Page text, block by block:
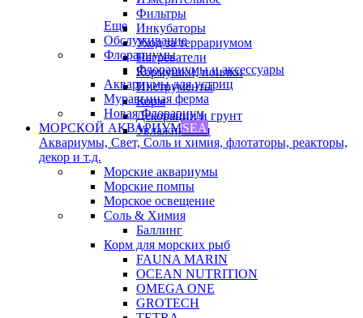
Фильтры
Инкубаторы
Уход за террариумом
Нагреватели
Кормушки, поилки
Инструменты
Корм
Декорации и грунт
Увлажнители
Еще
Обслуживание
Флорариумы
Флорариумы и аксессуары
Аквариумы для устриц
Муравьиная ферма
Новая Флорариум
МОРСКОЙ АКВАРИУМSEA
Аквариумы, Свет, Соль и химия, флотаторы, реакторы,
декор и т.д.
Морские аквариумы
Морские помпы
Морское освещение
Соль & Химия
Баллинг
Корм для морских рыб
FAUNA MARIN
OCEAN NUTRITION
OMEGA ONE
GROTECH